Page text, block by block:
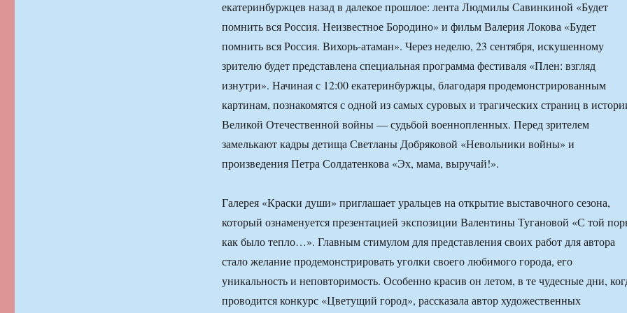
екатеринбуржцев назад в далекое прошлое: лента Людмилы Савинкиной «Будет
помнить вся Россия. Неизвестное Бородино» и фильм Валерия Локова «Будет
помнить вся Россия. Вихорь-атаман». Через неделю, 23 сентября, искушенному
зрителю будет представлена специальная программа фестиваля «Плен: взгляд
изнутри». Начиная с 12:00 екатеринбуржцы, благодаря продемонстрированным
картинам, познакомятся с одной из самых суровых и трагических страниц в
Великой Отечественной войны — судьбой военнопленных. Перед зрителем
замелькают кадры детища Светланы Добряковой «Невольники войны» и
произведения Петра Солдатенкова «Эх, мама, выручай!».
Галерея «Краски души» приглашает уральцев на открытие выставочного сезона,
который ознаменуется презентацией экспозиции Валентины Тугановой «С той
как было тепло…». Главным стимулом для представления своих работ для автора
стало желание продемонстрировать уголки своего любимого города, его
уникальность и неповторимость. Особенно красив он летом, в те чудесные дни,
проводится конкурс «Цветущий город», рассказала автор художественных